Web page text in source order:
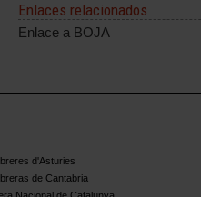
Enlaces relacionados
Enlace a BOJA
d'Asturies
de Cantabria